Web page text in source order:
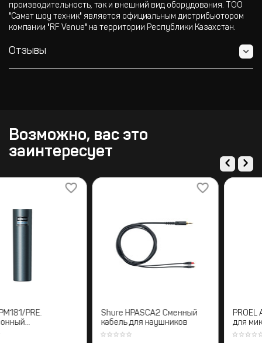
производительность, так и внешний вид оборудования. ТОО
"Самат шоу техник" является официальным дистрибьютором
компании "RF Venue" на территории Республики Казахстан.
Отзывы
Возможно, вас это
заинтересует
Shure RPM181/PRE.
Микрофонный
Shure HPASCA2 Сменный
кабель для наушников